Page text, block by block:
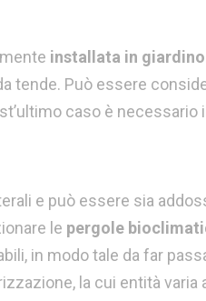
installata in giardino
tende. Può essere
caso è necessario
e può essere sia
le pergole
in modo tale da far
la cui entità